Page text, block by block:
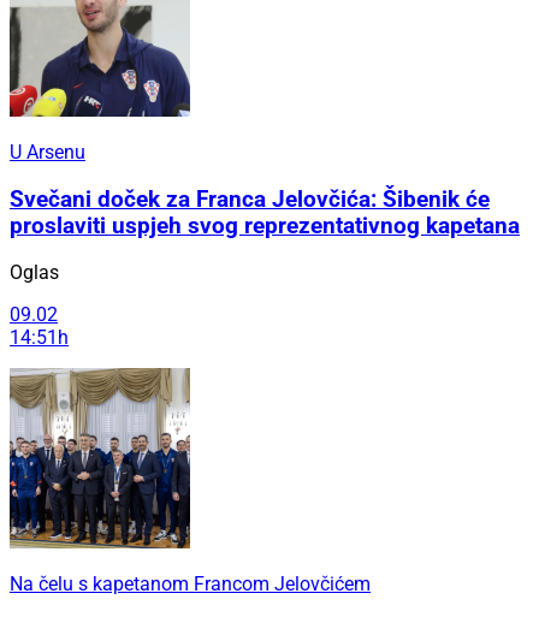
U Arsenu
Svečani doček za Franca Jelovčića: Šibenik će
proslaviti uspjeh svog reprezentativnog kapetana
Oglas
09.02
14:51h
Na čelu s kapetanom Francom Jelovčićem